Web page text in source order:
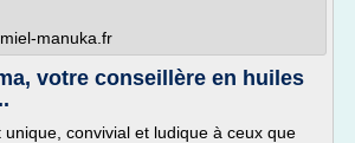
manuka.fr
votre conseillère en huiles
convivial et ludique à ceux que